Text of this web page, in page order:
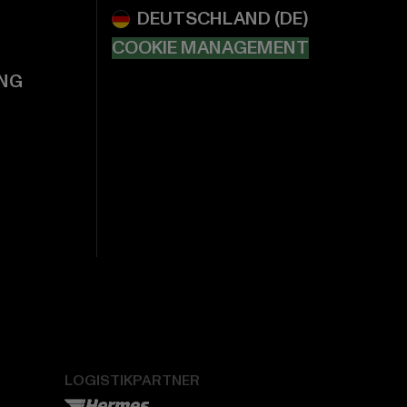
COOKIE MANAGEMENT
LOGISTIKPARTNER